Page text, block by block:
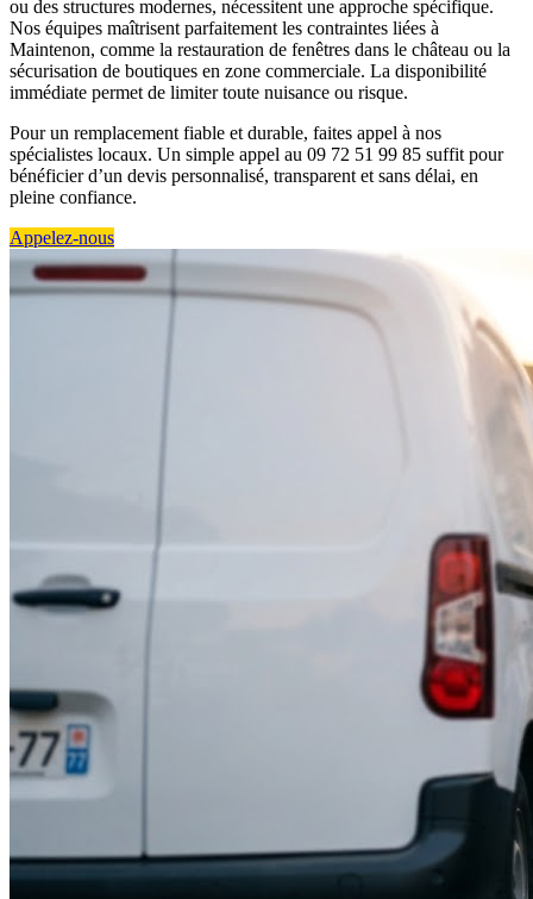
ou des structures modernes, nécessitent une approche spécifique.
Nos équipes maîtrisent parfaitement les contraintes liées à
Maintenon, comme la restauration de fenêtres dans le château ou la
sécurisation de boutiques en zone commerciale. La disponibilité
immédiate permet de limiter toute nuisance ou risque.
Pour un remplacement fiable et durable, faites appel à nos
spécialistes locaux. Un simple appel au 09 72 51 99 85 suffit pour
bénéficier d’un devis personnalisé, transparent et sans délai, en
pleine confiance.
Appelez-nous